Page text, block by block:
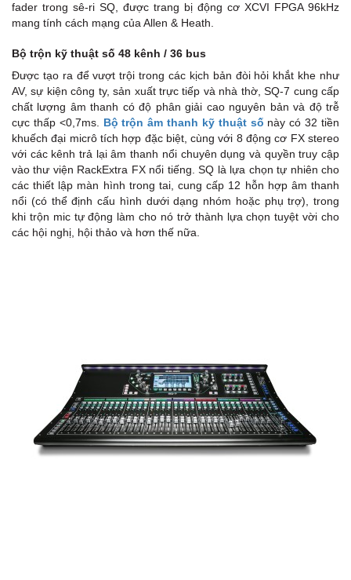
fader trong sê-ri SQ, được trang bị động cơ XCVI FPGA 96kHz
mang tính cách mạng của Allen & Heath.
Bộ trộn kỹ thuật số 48 kênh / 36 bus
Được tạo ra để vượt trội trong các kịch bản đòi hỏi khắt khe như
AV, sự kiện công ty, sản xuất trực tiếp và nhà thờ, SQ-7 cung cấp
chất lượng âm thanh có độ phân giải cao nguyên bản và độ trễ
cực thấp <0,7ms. Bộ trộn âm thanh kỹ thuật số này có 32 tiền
khuếch đại micrô tích hợp đặc biệt, cùng với 8 động cơ FX stereo
với các kênh trả lại âm thanh nổi chuyên dụng và quyền truy cập
vào thư viện RackExtra FX nổi tiếng. SQ là lựa chọn tự nhiên cho
các thiết lập màn hình trong tai, cung cấp 12 hỗn hợp âm thanh
nổi (có thể định cấu hình dưới dạng nhóm hoặc phụ trợ), trong
khi trộn mic tự động làm cho nó trở thành lựa chọn tuyệt vời cho
các hội nghị, hội thảo và hơn thế nữa.